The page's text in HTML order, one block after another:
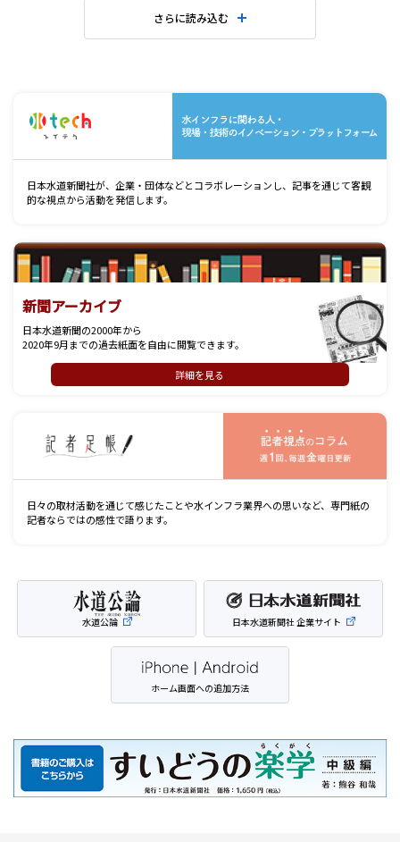
さらに読み込む
日本水道新聞社が、企業・団体などとコラボレーションし、記事を通じて客観
的な視点から活動を発信します。
新聞アーカイブ
日本水道新聞の2000年から
2020年9月までの過去紙面を自由に閲覧できます。
詳細を見る
日々の取材活動を通じて感じたことや水インフラ業界への思いなど、専門紙の
記者ならではの感性で語ります。
水道公論 日本水道新聞社 企業サイト
ホーム画面への追加方法